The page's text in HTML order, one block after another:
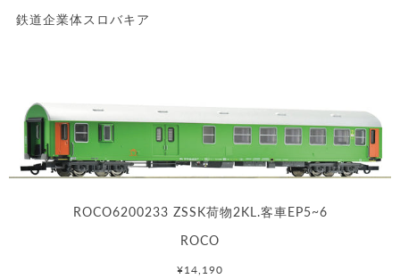
鉄道企業体スロバキア
ROCO6200233 ZSSK荷物2KL.客車EP5~6
ROCO
¥14,190